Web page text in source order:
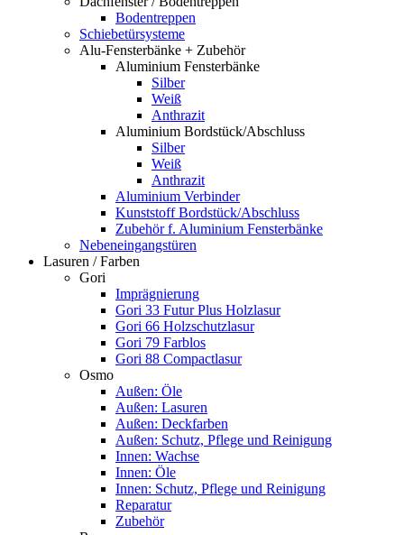
Bodentreppen
Schiebetürsysteme
Alu-Fensterbänke + Zubehör
Aluminium Fensterbänke
Silber
Weiß
Anthrazit
Aluminium Bordstück/Abschluss
Silber
Weiß
Anthrazit
Aluminium Verbinder
Kunststoff Bordstück/Abschluss
Zubehör f. Aluminium Fensterbänke
Nebeneingangstüren
Lasuren / Farben
Gori
Imprägnierung
Gori 33 Futur Plus Holzlasur
Gori 66 Holzschutzlasur
Gori 79 Farblos
Gori 88 Compactlasur
Osmo
Außen: Öle
Außen: Lasuren
Außen: Deckfarben
Außen: Schutz, Pflege und Reinigung
Innen: Wachse
Innen: Öle
Innen: Schutz, Pflege und Reinigung
Reparatur
Zubehör